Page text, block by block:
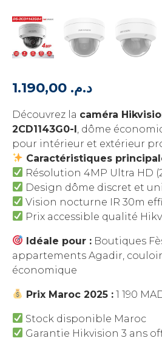
د.م.
Découvrez la caméra
2CD1143G0-I, dôme
pour intérieur et extérieur
Caractéristiques
Résolution 4MP Ultra HD
Design dôme discret et
Vision nocturne IR 30m
Prix accessible qualité
Idéale pour : Boutiques
appartements Agadir,
économique
Prix Maroc 2025 : 1 190
Stock disponible Maroc
Garantie Hikvision 3 ans